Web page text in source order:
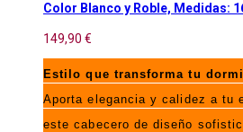
Color Blanco y Roble, Medidas:
149,90 €
Estilo que transforma tu
Aporta elegancia y calidez a tu
este cabecero de diseño